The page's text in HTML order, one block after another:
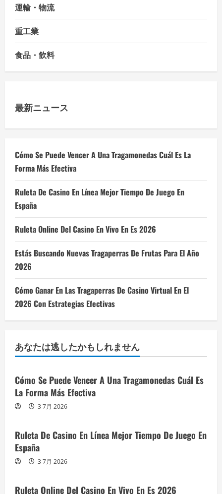
運輸・物流
重工業
食品・飲料
最新ニュース
Cómo Se Puede Vencer A Una Tragamonedas Cuál Es La
Forma Más Efectiva
Ruleta De Casino En Línea Mejor Tiempo De Juego En
España
Ruleta Online Del Casino En Vivo En Es 2026
Estás Buscando Nuevas Tragaperras De Frutas Para El Año
2026
Cómo Ganar En Las Tragaperras De Casino Virtual En El
2026 Con Estrategias Efectivas
あなたは逃したかもしれません
Cómo Se Puede Vencer A Una Tragamonedas Cuál Es
La Forma Más Efectiva
3 7月 2026
Ruleta De Casino En Línea Mejor Tiempo De Juego En
España
3 7月 2026
Ruleta Online Del Casino En Vivo En Es 2026